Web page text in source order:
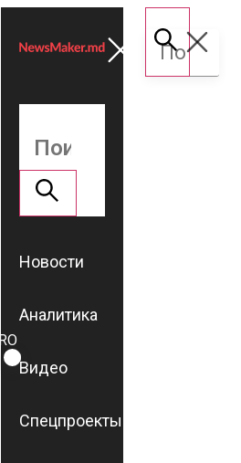
ROMÂNĂ
RU
Новости
Аналитика
Видео
Спецпроекты